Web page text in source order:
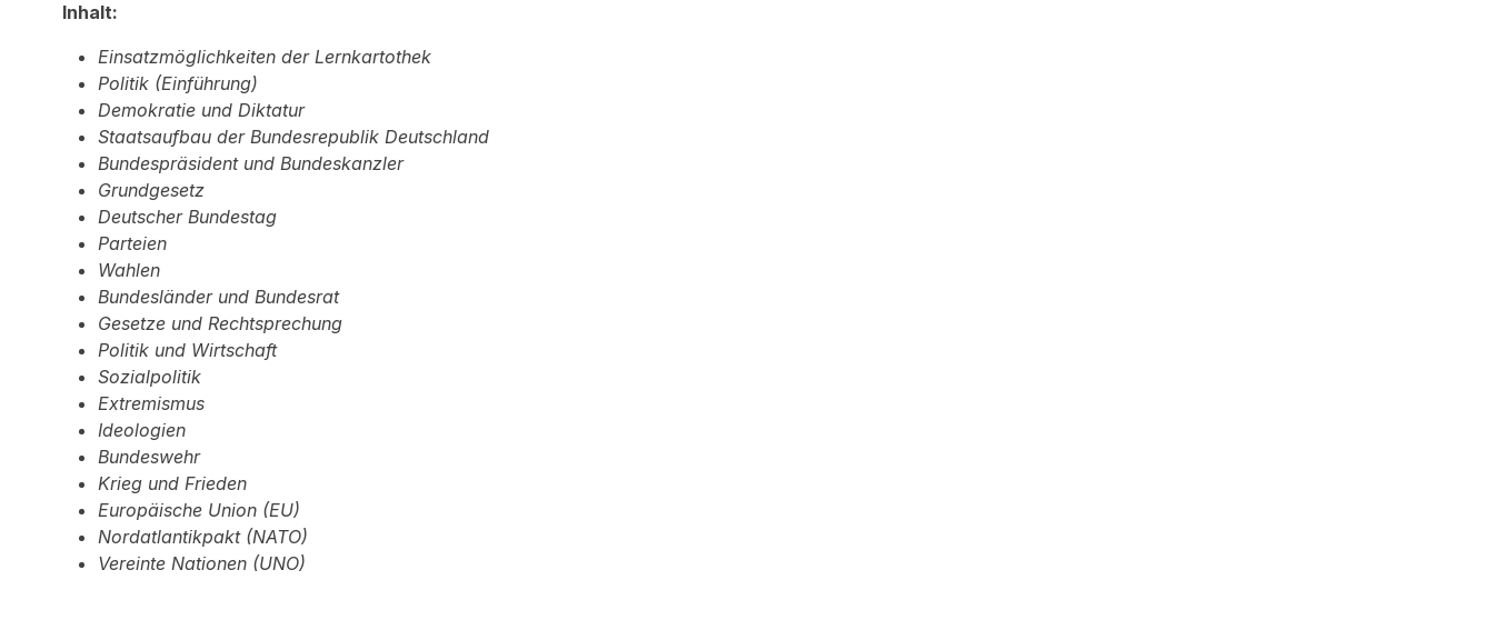
Inhalt:
Einsatzmöglichkeiten der Lernkartothek
Politik (Einführung)
Demokratie und Diktatur
Staatsaufbau der Bundesrepublik Deutschland
Bundespräsident und Bundeskanzler
Grundgesetz
Deutscher Bundestag
Parteien
Wahlen
Bundesländer und Bundesrat
Gesetze und Rechtsprechung
Politik und Wirtschaft
Sozialpolitik
Extremismus
Ideologien
Bundeswehr
Krieg und Frieden
Europäische Union (EU)
Nordatlantikpakt (NATO)
Vereinte Nationen (UNO)